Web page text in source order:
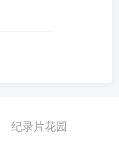
纪录片花园